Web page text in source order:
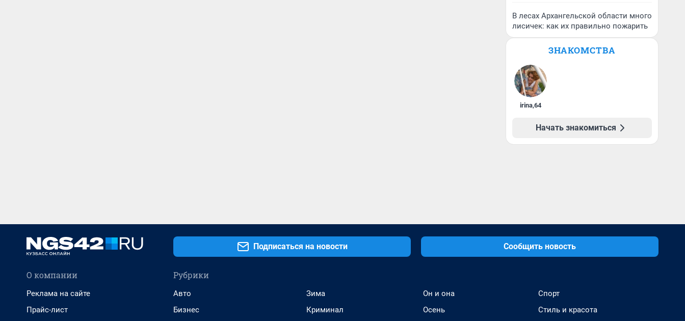
В лесах Архангельской области много
лисичек: как их правильно пожарить
ЗНАКОМСТВА
irina,64
Начать знакомиться
Подписаться на новости Сообщить новость
О компании
Реклама на сайте
Прайс-лист
Рубрики
Авто
Бизнес
Зима
Криминал
Он и она
Осень
Спорт
Стиль и красота